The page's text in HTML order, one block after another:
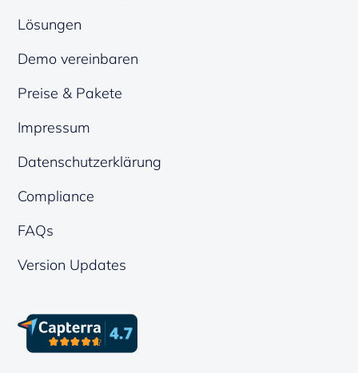
Lösungen
Demo vereinbaren
Preise & Pakete
Impressum
Datenschutzerklärung
Compliance
FAQs
Version Updates